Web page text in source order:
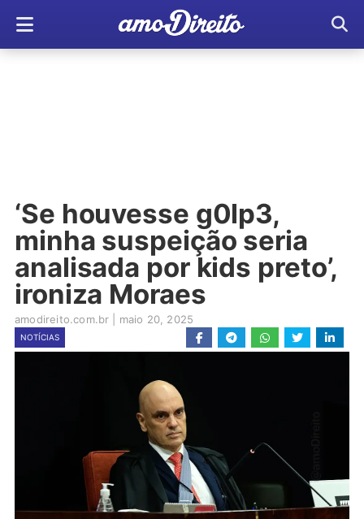
‘Se houvesse g0lp3,
minha suspeição seria
analisada por kids preto’,
ironiza Moraes
amodireito.com.br maio 20, 2025
NOTÍCIAS